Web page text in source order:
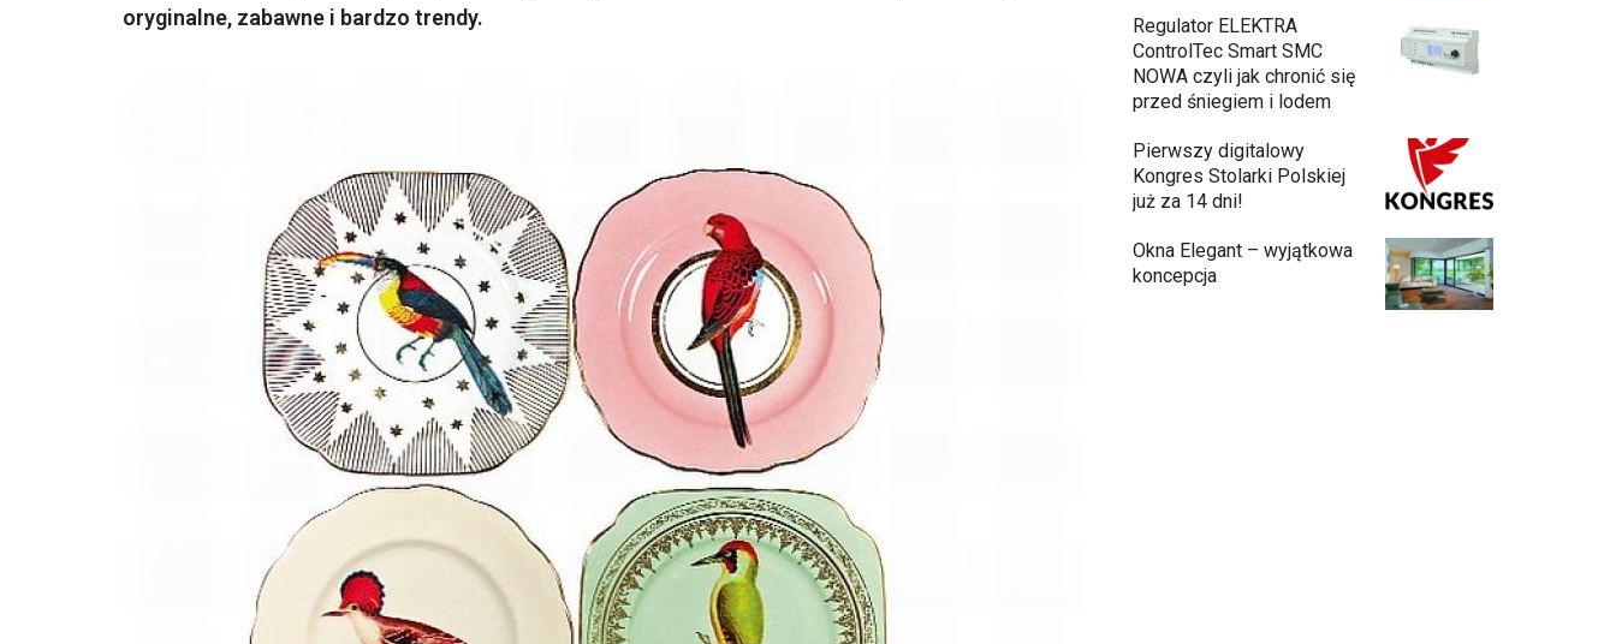
oryginalne, zabawne i bardzo trendy.
Regulator ELEKTRA
ControlTec Smart SMC
NOWA czyli jak chronić się
przed śniegiem i lodem
Pierwszy digitalowy
Kongres Stolarki Polskiej
już za 14 dni!
Okna Elegant – wyjątkowa
koncepcja